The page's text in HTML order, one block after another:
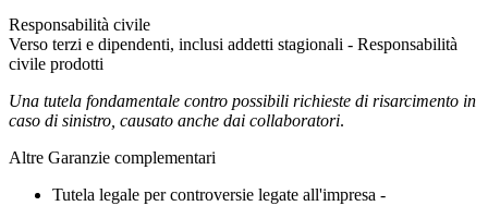
Responsabilità civile
Verso terzi e dipendenti, inclusi addetti stagionali - Responsabilità
civile prodotti
Una tutela fondamentale contro possibili richieste di risarcimento in
caso di sinistro, causato anche dai collaboratori.
Altre Garanzie complementari
Tutela legale per controversie legate all'impresa -